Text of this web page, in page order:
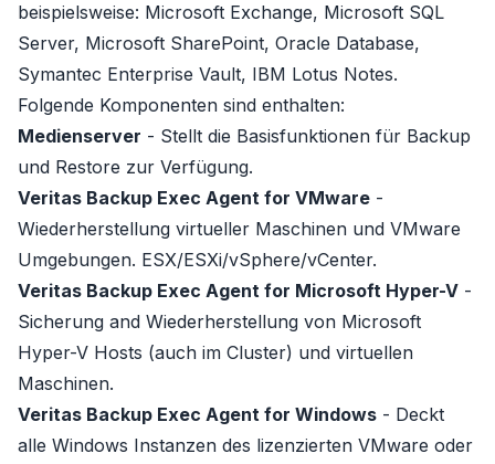
beispielsweise: Microsoft Exchange, Microsoft SQL
Server, Microsoft SharePoint, Oracle Database,
Symantec Enterprise Vault, IBM Lotus Notes.
Folgende Komponenten sind enthalten:
Medienserver - Stellt die Basisfunktionen für Backup
und Restore zur Verfügung.
Veritas Backup Exec Agent for VMware -
Wiederherstellung virtueller Maschinen und VMware
Umgebungen. ESX/ESXi/vSphere/vCenter.
Veritas Backup Exec Agent for Microsoft Hyper-V -
Sicherung and Wiederherstellung von Microsoft
Hyper-V Hosts (auch im Cluster) und virtuellen
Maschinen.
Veritas Backup Exec Agent for Windows - Deckt
alle Windows Instanzen des lizenzierten VMware oder